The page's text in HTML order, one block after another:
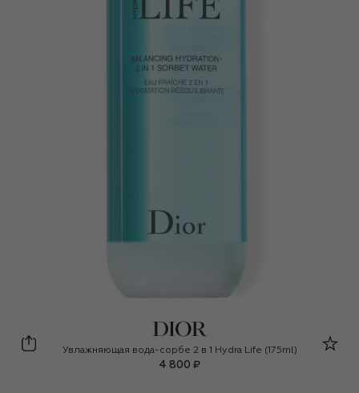
Dior
Увлажняющая вода-сорбе 2 в 1 Hydra Life (175ml)
4 800 ₽